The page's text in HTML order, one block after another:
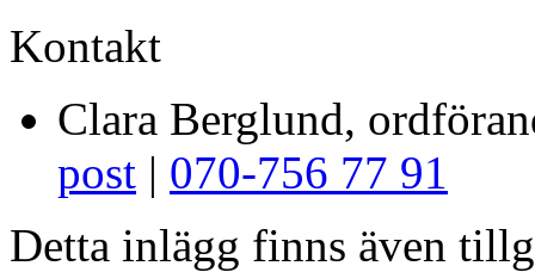
Kontakt
Clara Berglund,
post | 070-756 77 91
Detta inlägg finns även